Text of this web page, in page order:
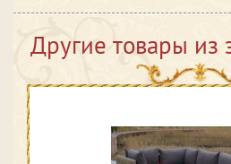
Другие товары из